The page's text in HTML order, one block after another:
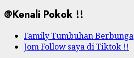
@Kenali Pokok !!
Family Tumbuhan Berbunga
Jom Follow saya di Tiktok !!